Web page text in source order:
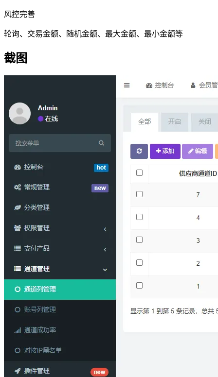
风控完善
轮询、交易金额、随机金额、最大金额、最小金额等
截图